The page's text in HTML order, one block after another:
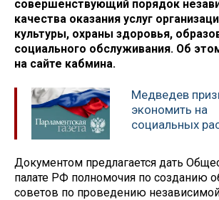
совершенствующий порядок
качества оказания услуг
культуры, охраны здоровья,
социального обслуживания. Об
на сайте кабмина.
Медведев
экономить на
социальных
Документом предлагается дать
палате РФ полномочия по созданию
советов по проведению